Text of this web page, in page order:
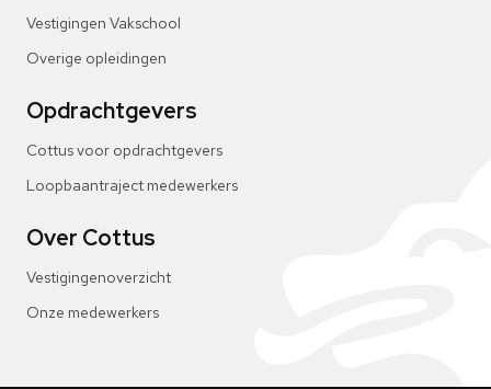
Vestigingen Vakschool
Overige opleidingen
Opdrachtgevers
Cottus voor opdrachtgevers
Loopbaantraject medewerkers
Over Cottus
Vestigingenoverzicht
Onze medewerkers